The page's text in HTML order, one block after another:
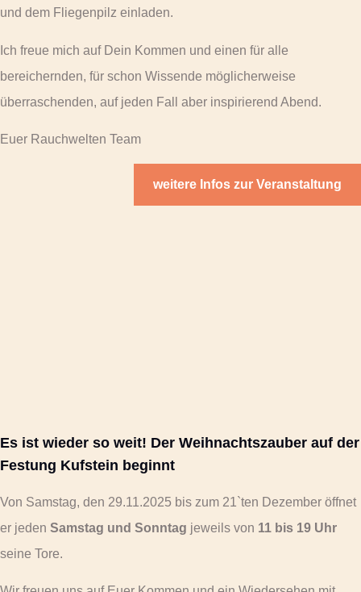
und dem Fliegenpilz einladen.
Ich freue mich auf Dein Kommen und einen für alle
bereichernden, für schon Wissende möglicherweise
überraschenden, auf jeden Fall aber inspirierend Abend.
Euer Rauchwelten Team
weitere Infos zur Veranstaltung
Es ist wieder so weit! Der Weihnachtszauber auf der
Festung Kufstein beginnt
Von Samstag, den 29.11.2025 bis zum 21`ten Dezember öffnet
er jeden Samstag und Sonntag jeweils von 11 bis 19 Uhr
seine Tore.